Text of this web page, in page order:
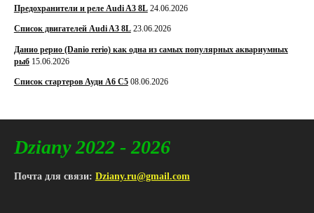
Предохранители и реле Audi A3 8L 24.06.2026
Список двигателей Audi A3 8L 23.06.2026
Данио рерио (Danio rerio) как одна из самых популярных аквариумных
рыб 15.06.2026
Список стартеров Ауди А6 С5 08.06.2026
Dziany 2022 - 2026
Почта для связи: Dziany.ru@gmail.com